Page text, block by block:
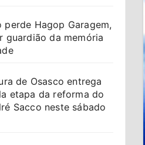
perde Hagop Garagem,
guardião da memória
de Osasco entrega
etapa da reforma do
Sacco neste sábado